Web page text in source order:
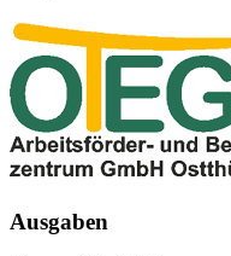
Ausgaben